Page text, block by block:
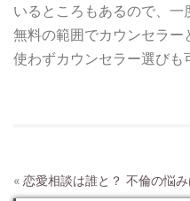
いるところもあるので、一
無料の範囲でカウンセラ
使わずカウンセラー選びも
« 恋愛相談は誰と？ 不倫の悩